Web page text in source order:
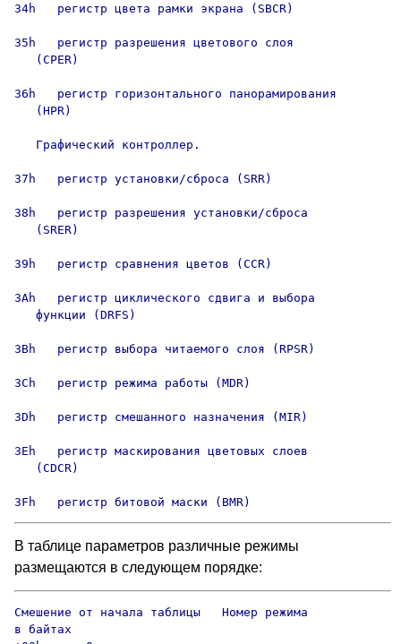
34h   регистр цвета рамки экрана (SBCR)
35h   регистр разрешения цветового слоя
   (CPER)
36h   регистр горизонтального панорамирования
   (HPR)
   Графический контроллер.
37h   регистр установки/сброса (SRR)
38h   регистр разрешения установки/сброса
   (SRER)
39h   регистр сравнения цветов (CCR)
3Ah   регистр циклического сдвига и выбора
   функции (DRFS)
3Bh   регистр выбора читаемого слоя (RPSR)
3Ch   регистр режима работы (MDR)
3Dh   регистр смешанного назначения (MIR)
3Eh   регистр маскирования цветовых слоев
   (CDCR)
3Fh   регистр битовой маски (BMR)
В таблице параметров различные режимы
размещаются в следующем порядке:
Смешение от начала таблицы   Номер режима
в байтах